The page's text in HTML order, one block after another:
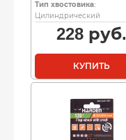
Тип хвостовика:
Цилиндрический
228 руб.
КУПИТЬ